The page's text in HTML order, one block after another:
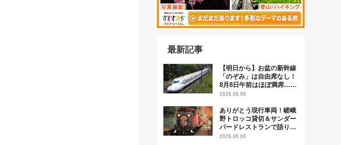
最新記事
【明日から】お盆の新幹線
「のぞみ」は自由席なし！
8月8日午前はほぼ満席…で
も数時間ズラせば空きが見
「空席」探しのコツ
2026.08.06
ありがとう現行車両！嵯峨
野トロッコ貸切＆サンダー
バードレストランで語り合
う秋の京都 斉藤雪乃＆福
2026.08.06